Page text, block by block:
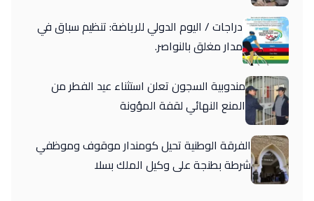
دراجات / اليوم الدولي للرياضة: تنظيم سباق في
مدار مغلق بالنواصر.
مندوبية السجون تعلن استثناء عيد الفطر من
المنع النهائي لقفة المؤونة
الفرقة الوطنية تحيل كومندار موقوف وموظفي
شرطة بطنجة على وكيل الملك بسلا